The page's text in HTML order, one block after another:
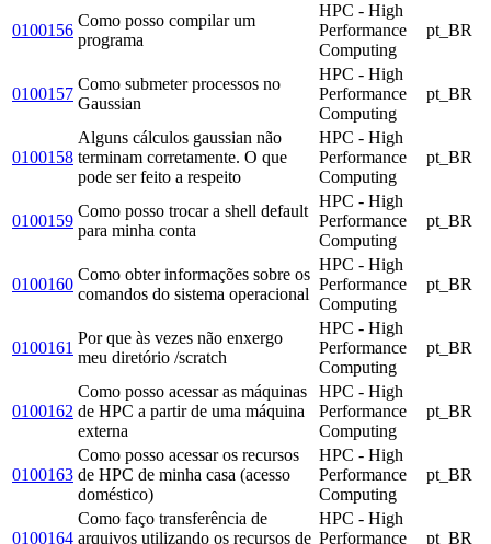
0100156
Como posso compilar um
programa
HPC - High
Performance
Computing
pt_BR
0100157
Como submeter processos no
Gaussian
HPC - High
Performance
Computing
pt_BR
0100158
Alguns cálculos gaussian não
terminam corretamente. O que
pode ser feito a respeito
HPC - High
Performance
Computing
pt_BR
0100159
Como posso trocar a shell default
para minha conta
HPC - High
Performance
Computing
pt_BR
0100160
Como obter informações sobre os
comandos do sistema operacional
HPC - High
Performance
Computing
pt_BR
0100161
Por que às vezes não enxergo
meu diretório /scratch
HPC - High
Performance
Computing
pt_BR
0100162
Como posso acessar as máquinas
de HPC a partir de uma máquina
externa
HPC - High
Performance
Computing
pt_BR
0100163
Como posso acessar os recursos
de HPC de minha casa (acesso
doméstico)
HPC - High
Performance
Computing
pt_BR
0100164
Como faço transferência de
arquivos utilizando os recursos de
HPC - High
Performance
pt_BR